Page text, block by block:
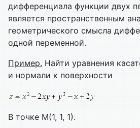
дифференциала функции двух
является пространственным
геометрического смысла
одной переменной.
Пример. Найти уравнения
и нормали к поверхности
В точке М(1, 1, 1).